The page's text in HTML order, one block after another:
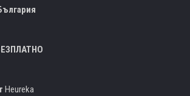
Heureka